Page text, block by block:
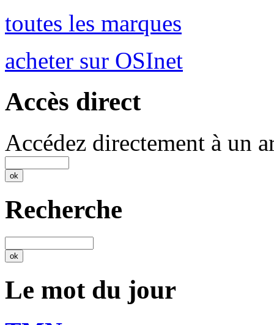
toutes les marques
acheter sur OSInet
Accès direct
Accédez directement à un
Recherche
Le mot du jour